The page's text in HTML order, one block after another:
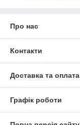
Про нас
Контакти
Доставка та оплата
Графік роботи